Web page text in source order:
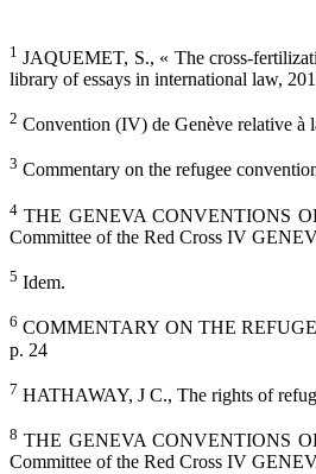
1 JAQUEMET, S., « The cross-
library of essays in international law,
2 Convention (IV) de Genève relative à
3 Commentary on the refugee
4 THE GENEVA CONVENTIONS
Committee of the Red Cross IV
5 Idem.
6 COMMENTARY ON THE
p. 24
7 HATHAWAY, J C., The rights of
8 THE GENEVA CONVENTIONS
Committee of the Red Cross IV